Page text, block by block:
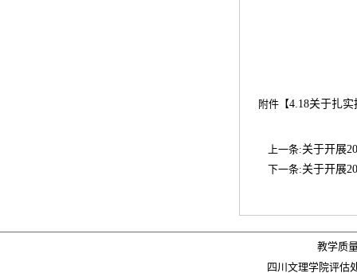
附件【4.18关于扎
上一条:关于开展
下一条:关于开展
教学质
四川文理学院评估